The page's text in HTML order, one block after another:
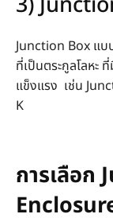
Junction Box แบ
ที่เป็นตระกูลโลหะ
แข็งแรง เช่น
K
การเลือก